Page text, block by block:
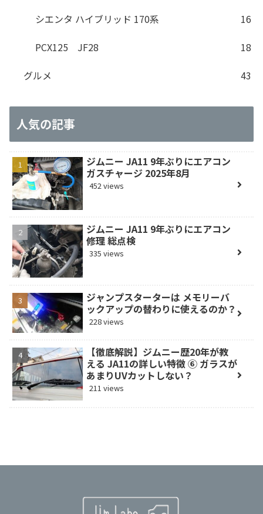
シエンタ ハイブリッド 170系
16
PCX125 JF28
18
グルメ
43
人気の記事
ジムニー JA11 9年ぶりにエアコン
ガスチャージ 2025年8月
452 views
ジムニー JA11 9年ぶりにエアコン
修理 総点検
335 views
ジャンプスターターは メモリーバ
ックアップの替わりに使えるのか？
228 views
【徹底解説】ジムニー歴20年が教
える JA11の詳しい特徴 ⑥ ガラスが
あまりUVカットしない？
211 views